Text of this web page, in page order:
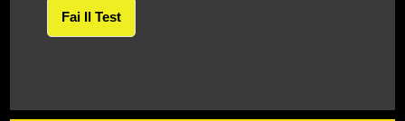
Fai Il Test